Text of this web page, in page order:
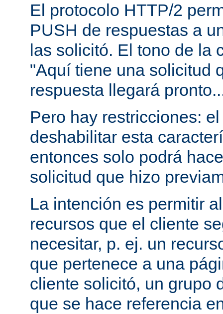
El protocolo HTTP/2
PUSH de respuestas a
las solicitó. El tono de la
"Aquí tiene una solicitud
respuesta llegará
Pero hay restricciones:
deshabilitar esta
entonces solo podrá
solicitud que hizo
La intención es permitir
recursos que el cliente
necesitar, p. ej. un
que pertenece a una
cliente solicitó, un grupo
que se hace referencia